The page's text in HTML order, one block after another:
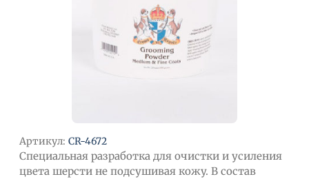
Артикул: CR-4672
Специальная разработка для очистки и усиления
цвета шерсти не подсушивая кожу. В состав